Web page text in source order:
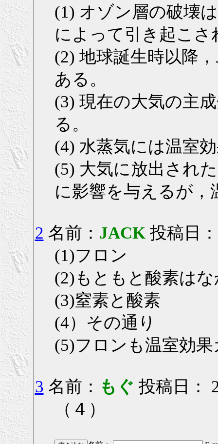
(1) オゾン層の破壊
によって引き起こさ
(2) 地球誕生時以降
ある。
(3) 現在の大気の主
る。
(4) 水蒸気には温室
(5) 大気に放出され
に影響を与えるが，
2 名前： JACK 投稿日
(1)フロン
(2)もともと酸素は
(3)窒素と酸素
(4）その通り
(5)フロンも温室効果
3 名前： もぐ 投稿日：
（４）